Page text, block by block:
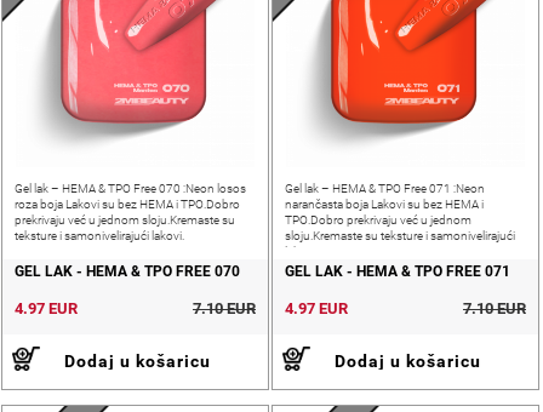
Gel lak – HEMA & TPO Free 070 :Neon losos
roza boja Lakovi su bez HEMA i TPO.Dobro
prekrivaju već u jednom sloju.Kremaste su
teksture i samonivelirajući lakovi.
GEL LAK - HEMA & TPO FREE 070
4.97 EUR 7.10 EUR
Dodaj u košaricu
Gel lak – HEMA & TPO Free 071 :Neon
narančasta boja Lakovi su bez HEMA i
TPO.Dobro prekrivaju već u jednom
sloju.Kremaste su teksture i samonivelirajući
lakovi.
GEL LAK - HEMA & TPO FREE 071
4.97 EUR 7.10 EUR
Dodaj u košaricu